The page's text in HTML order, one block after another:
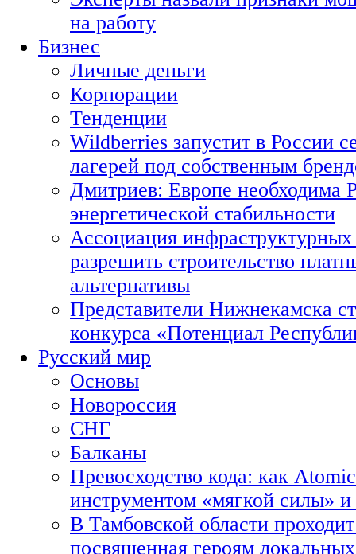
на работу
Бизнес
Личные деньги
Корпорации
Тенденции
Wildberries запустит в России
лагерей под собственным
Дмитриев: Европе необходима
энергетической стабильности
Ассоциация
разрешить строительство
альтернативы
Представители Нижнекамска
конкурса «Потенциал
Русский мир
Основы
Новороссия
СНГ
Балканы
Превосходство кода: как
инструментом «мягкой силы» и
В Тамбовской области
посвященная героям